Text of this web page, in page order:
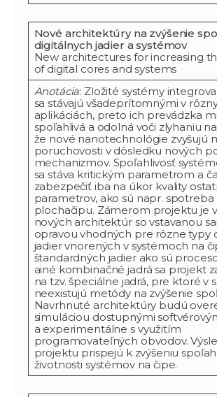
Nové architektúry na zvýšenie
digitálnych jadier a systémov
New architectures for increasing
of digital cores and systems
Anotácia: Zložité systémy
sa stávajú všadeprítomnými v
aplikáciách, preto ich prevádzka
spoľahlivá a odolná voči zlyhaniu
že nové nanotechnológie zvyšujú
poruchovosti v dôsledku nových
mechanizmov. Spoľahlivosť
sa stáva kritickým parametrom a
zabezpečiť iba na úkor kvality
parametrov, ako sú napr. spotreba
plochačipu. Zámerom projektu je
nových architektúr so vstavanou
opravou vhodných pre rôzne typy
jadier vnorených v systémoch na
štandardných jadier ako sú
ainé kombinačné jadrá sa projekt
na tzv. špeciálne jadrá, pre ktoré v
neexistujú metódy na zvýšenie
Navrhnuté architektúry budú
simuláciou dostupnými
a experimentálne s využitím
programovateľných obvodov.
projektu prispejú k zvýšeniu
životnosti systémov na čipe.